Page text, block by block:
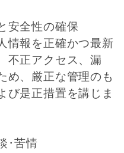
安全性の確保
情報を正確かつ最新
不正アクセス、漏
め、厳正な管理のも
び是正措置を講じま
･苦情